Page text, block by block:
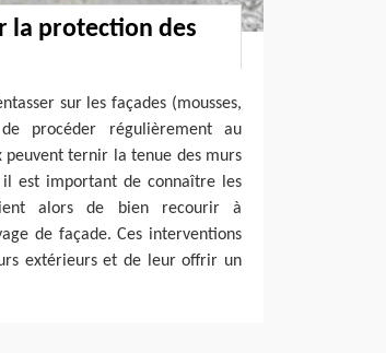
la protection des
sur les façades (mousses,
procéder régulièrement au
peuvent ternir la tenue des murs
est important de connaître les
alors de bien recourir à
de façade. Ces interventions
extérieurs et de leur offrir un